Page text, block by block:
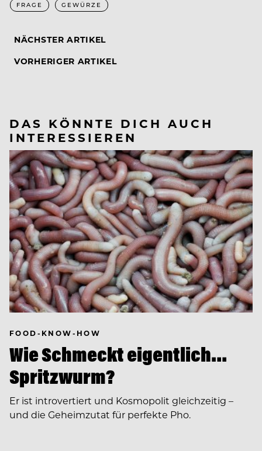
FRAGE GEWÜRZE
NÄCHSTER ARTIKEL
VORHERIGER ARTIKEL
DAS KÖNNTE DICH AUCH
INTERESSIEREN
FOOD-KNOW-HOW
Wie Schmeckt eigentlich…
Spritzwurm?
Er ist introvertiert und Kosmopolit gleichzeitig –
und die Geheimzutat für perfekte Pho.